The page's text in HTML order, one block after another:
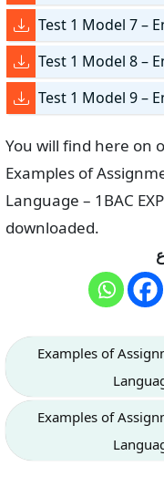
Test 1 Model 7 –
Test 1 Model 8 –
Test 1 Model 9 –
You will find here on
Examples of
Language – 1BAC
downloaded.
Examples of
Examples of